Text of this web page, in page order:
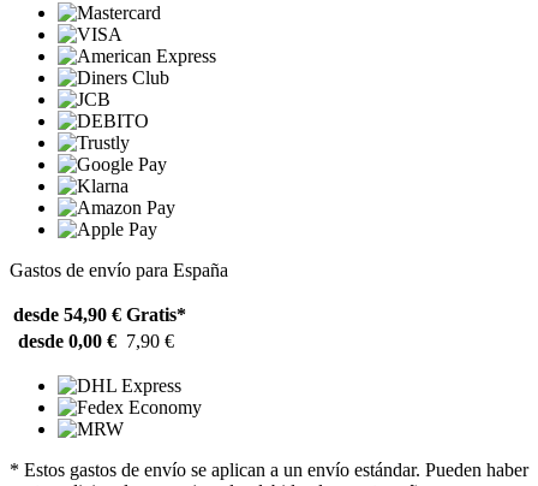
Gastos de envío para España
desde 54,90 € Gratis*
desde 0,00 € 7,90 €
* Estos gastos de envío se aplican a un envío estándar. Pueden haber